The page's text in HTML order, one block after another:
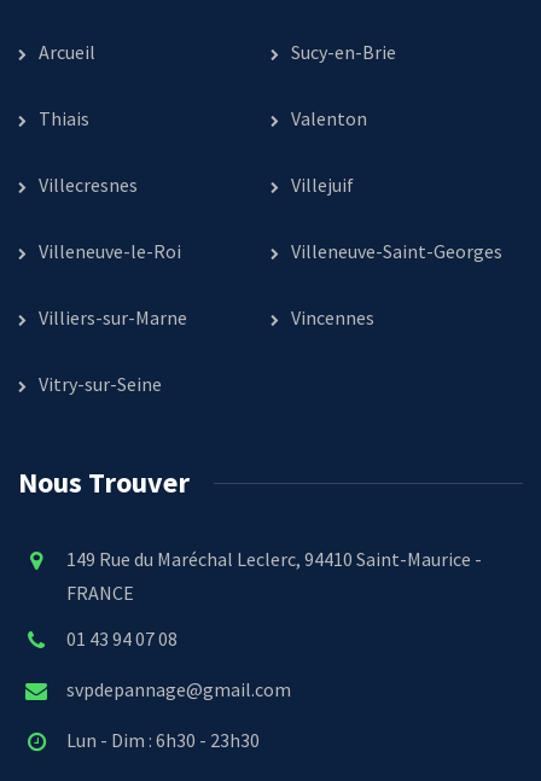
Arcueil Sucy-en-Brie
Thiais Valenton
Villecresnes Villejuif
Villeneuve-le-Roi Villeneuve-Saint-Georges
Villiers-sur-Marne Vincennes
Vitry-sur-Seine
Nous Trouver
149 Rue du Maréchal Leclerc, 94410 Saint-Maurice -
FRANCE
01 43 94 07 08
svpdepannage@gmail.com
Lun - Dim : 6h30 - 23h30